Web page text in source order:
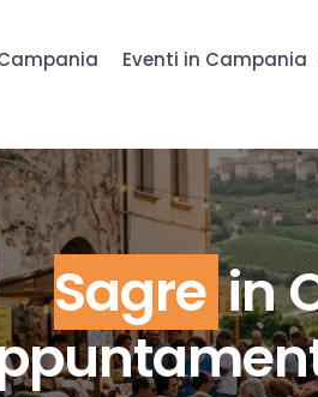
Eventi in Campania
Sagre in